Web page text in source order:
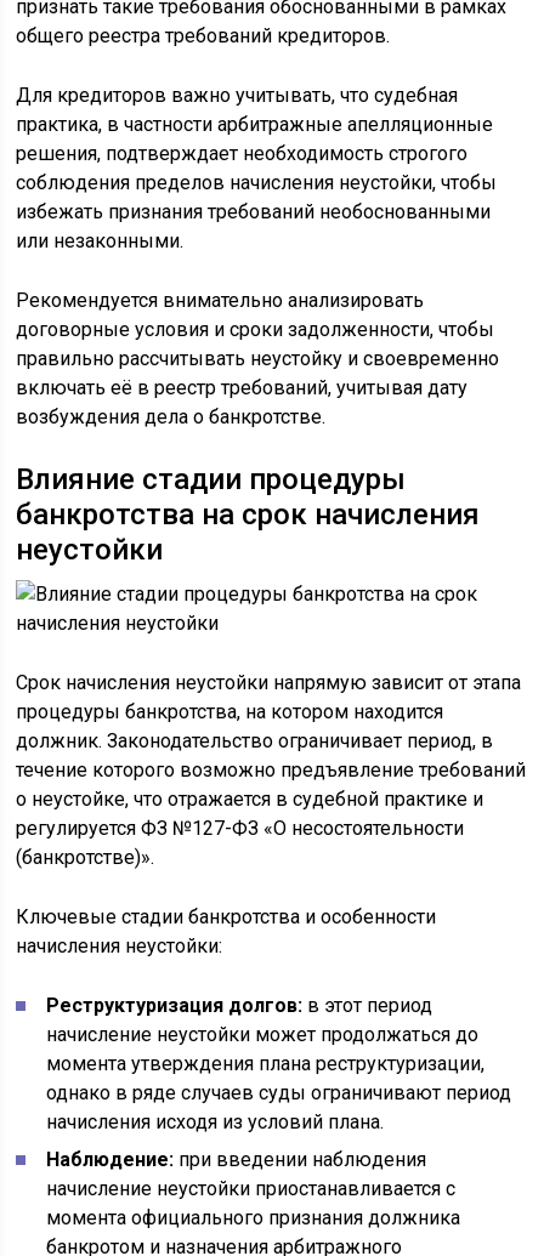
признать такие требования обоснованными в рамках
общего реестра требований кредиторов.
Для кредиторов важно учитывать, что судебная
практика, в частности арбитражные апелляционные
решения, подтверждает необходимость строгого
соблюдения пределов начисления неустойки, чтобы
избежать признания требований необоснованными
или незаконными.
Рекомендуется внимательно анализировать
договорные условия и сроки задолженности, чтобы
правильно рассчитывать неустойку и своевременно
включать её в реестр требований, учитывая дату
возбуждения дела о банкротстве.
Влияние стадии процедуры
банкротства на срок начисления
неустойки
Срок начисления неустойки напрямую зависит от этапа
процедуры банкротства, на котором находится
должник. Законодательство ограничивает период, в
течение которого возможно предъявление требований
о неустойке, что отражается в судебной практике и
регулируется ФЗ №127-ФЗ «О несостоятельности
(банкротстве)».
Ключевые стадии банкротства и особенности
начисления неустойки:
Реструктуризация долгов: в этот период
начисление неустойки может продолжаться до
момента утверждения плана реструктуризации,
однако в ряде случаев суды ограничивают период
начисления исходя из условий плана.
Наблюдение: при введении наблюдения
начисление неустойки приостанавливается с
момента официального признания должника
банкротом и назначения арбитражного